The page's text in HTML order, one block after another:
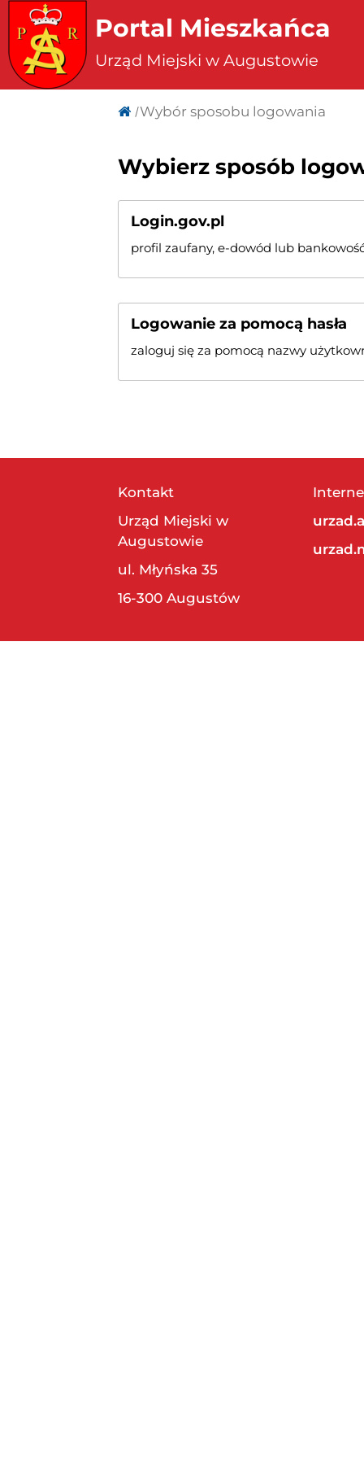
Portal Mieszkańca
Urząd Miejski w Augustowie
Wybór sposobu logowania
Wybierz sposób
Login.gov.pl
profil zaufany, e-dowód lub
Logowanie za pomocą hasła
zaloguj się za pomocą nazwy
Kontakt
Urząd Miejski w
Augustowie
ul. Młyńska 35
16-300 Augustów